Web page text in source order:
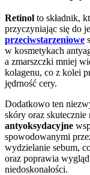
Retinol to składnik,
przyczyniając się do
przeciwstarzeniowe
w kosmetykach
a zmarszczki mniej
kolagenu, co z kolei
jędrność cery.
Dodatkowo ten
skóry oraz
antyoksydacyjne
spowodowanymi
wydzielanie sebum,
oraz poprawia
niedoskonałości.